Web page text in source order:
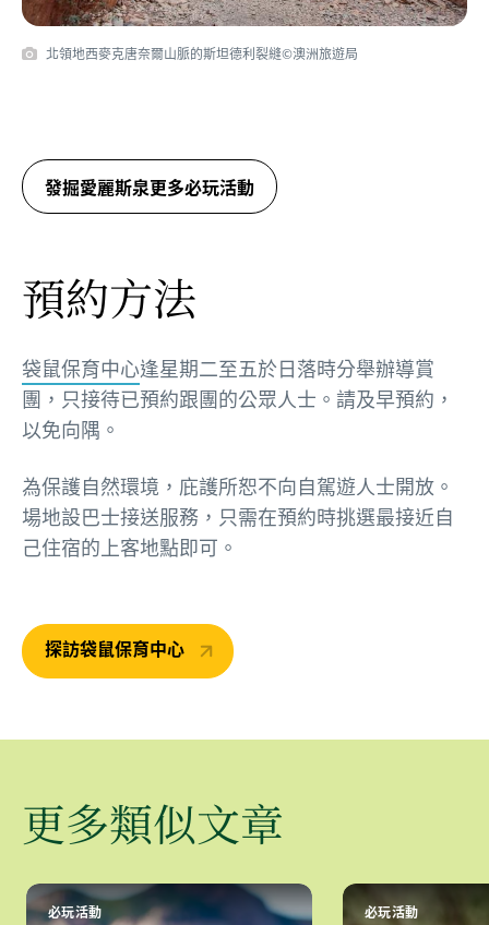
北領地西麥克唐奈爾山脈的斯坦德利裂縫©澳洲旅遊局
發掘愛麗斯泉更多必玩活動
預約方法
袋鼠保育中心逢星期二至五於日落時分舉辦導賞
團，只接待已預約跟團的公眾人士。請及早預約，
以免向隅。
為保護自然環境，庇護所恕不向自駕遊人士開放。
場地設巴士接送服務，只需在預約時挑選最接近自
己住宿的上客地點即可。
探訪袋鼠保育中心
更多類似文章
必玩活動 必玩活動